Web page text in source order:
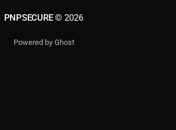
PNPSECURE© 2026
Powered by Ghost